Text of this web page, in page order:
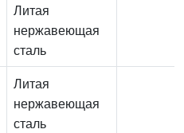
Литая
нержавеющая
сталь
Литая
нержавеющая
сталь